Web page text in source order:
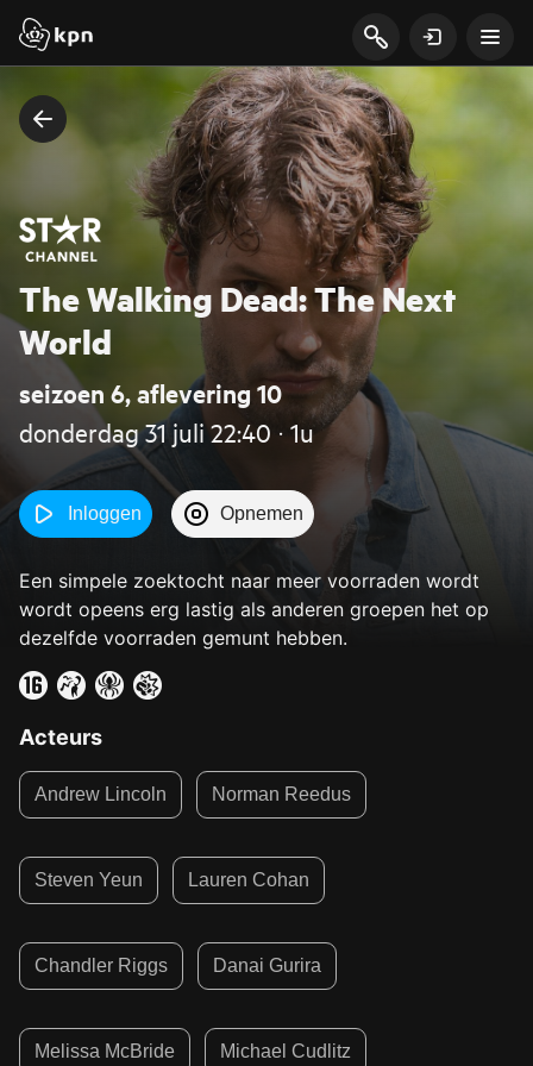
The Walking Dead: The Next
World
seizoen 6, aflevering 10
donderdag 31 juli 22:40 ‧ 1u
Inloggen Opnemen
Een simpele zoektocht naar meer voorraden wordt
wordt opeens erg lastig als anderen groepen het op
dezelfde voorraden gemunt hebben.
Acteurs
Andrew Lincoln Norman Reedus
Steven Yeun Lauren Cohan
Chandler Riggs Danai Gurira
Melissa McBride Michael Cudlitz